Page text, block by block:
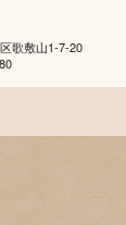
歌敷山1-7-20